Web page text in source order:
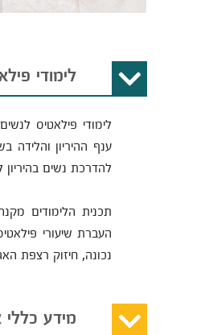
לימודי
לימודי פילאטיס
ענף ההיריון והלידה
להדרכת נשים בהיריון
תכנית הלימודים
העברת שיעורי
נכונה, חיזוק רצפת
מידע כללי